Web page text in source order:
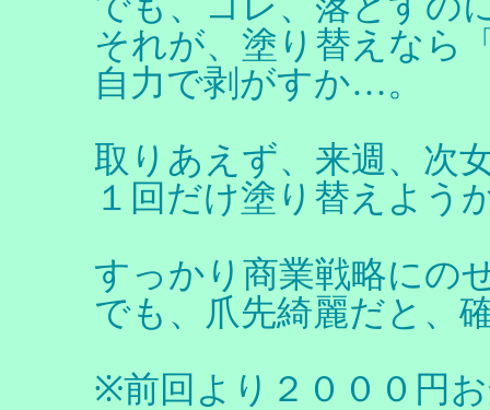
それが、塗り替えなら
自力で剥がすか…。
取りあえず、来週、次
１回だけ塗り替えよう
すっかり商業戦略にの
でも、爪先綺麗だと、
※前回より２０００円